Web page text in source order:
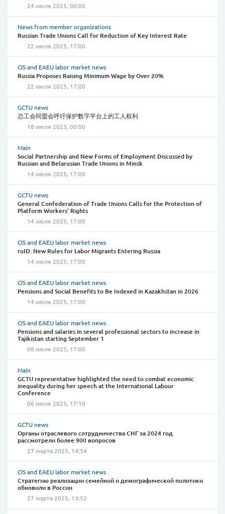
24 июля 2025, 00:00
News from member organizations
Russian Trade Unions Call for Reduction of Key Interest Rate
22 июля 2025, 17:00
CIS and EAEU labor market news
Russia Proposes Raising Minimum Wage by Over 20%
22 июля 2025, 17:00
GCTU news
总工会同盟会呼吁保护数字平台上的工人权利
18 июля 2025, 00:00
Main
Social Partnership and New Forms of Employment Discussed by
Russian and Belarusian Trade Unions in Minsk
14 июля 2025, 17:00
GCTU news
General Confederation of Trade Unions Calls for the Protection of
Platform Workers’ Rights
14 июля 2025, 17:00
CIS and EAEU labor market news
ruID: New Rules for Labor Migrants Entering Russia
14 июля 2025, 17:00
CIS and EAEU labor market news
Pensions and Social Benefits to Be Indexed in Kazakhstan in 2026
14 июля 2025, 17:00
CIS and EAEU labor market news
Pensions and salaries in several professional sectors to increase in
Tajikistan starting September 1
08 июля 2025, 17:00
Main
GCTU representative highlighted the need to combat economic
inequality during her speech at the International Labour
Conference
06 июня 2025, 17:10
GCTU news
Органы отраслевого сотрудничества СНГ за 2024 год
рассмотрели более 900 вопросов
27 марта 2025, 14:54
CIS and EAEU labor market news
Стратегию реализации семейной и демографической политики
обновили в России
27 марта 2025, 13:52